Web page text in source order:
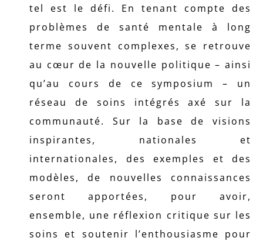
tel est le défi. En tenant compte des
problèmes de santé mentale à long
terme souvent complexes, se retrouve
au cœur de la nouvelle politique – ainsi
qu’au cours de ce symposium – un
réseau de soins intégrés axé sur la
communauté. Sur la base de visions
inspirantes, nationales et
internationales, des exemples et des
modèles, de nouvelles connaissances
seront apportées, pour avoir,
ensemble, une réflexion critique sur les
soins et soutenir l’enthousiasme pour